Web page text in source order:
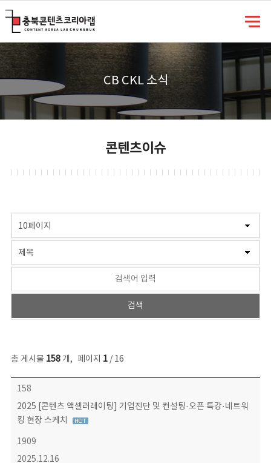
CB CKL 소식
콘텐츠이슈
총 게시물 158개, 페이지 1/ 16
콘텐츠이슈 목록 - 번호, 제목, 작성자, 파일, 조회수, 작성일 정보 제공
158
2025 [콘텐츠 액셀러레이팅] 기업진단 및 컨설팅·오픈 특강·네트워
킹 현장 스케치
1909
2025.12.16